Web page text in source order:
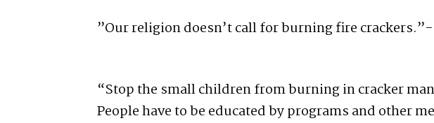
”Our religion doesn’t call for burning fire
“Stop the small children from burning in cracker
People have to be educated by programs and other